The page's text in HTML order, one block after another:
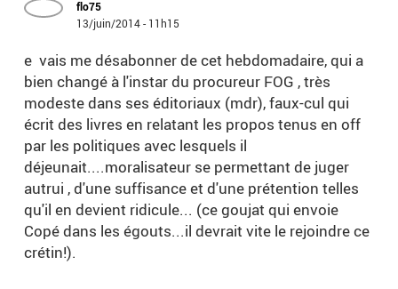
flo75
13/juin/2014 - 11h15
e vais me désabonner de cet hebdomadaire, qui a
bien changé à l'instar du procureur FOG , très
modeste dans ses éditoriaux (mdr), faux-cul qui
écrit des livres en relatant les propos tenus en off
par les politiques avec lesquels il
déjeunait....moralisateur se permettant de juger
autrui , d'une suffisance et d'une prétention telles
qu'il en devient ridicule... (ce goujat qui envoie
Copé dans les égouts...il devrait vite le rejoindre ce
crétin!).